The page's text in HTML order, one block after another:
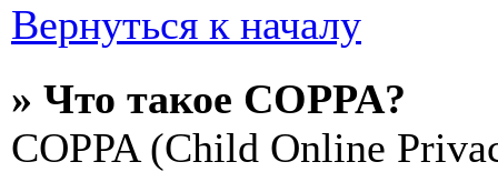
Вернуться к началу
» Что такое COPPA?
COPPA (Child Online